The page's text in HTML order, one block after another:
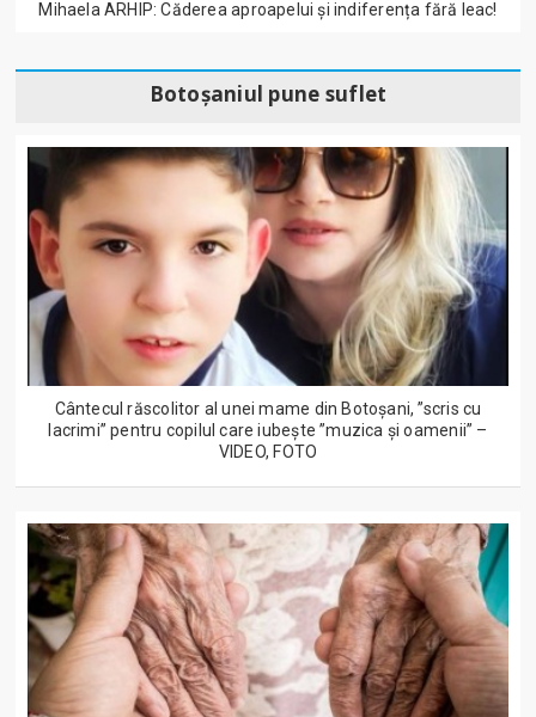
Mihaela ARHIP: Căderea aproapelui și indiferența fără leac!
Botoșaniul pune suflet
Cântecul răscolitor al unei mame din Botoșani, ”scris cu
lacrimi” pentru copilul care iubește ”muzica și oamenii” –
VIDEO, FOTO